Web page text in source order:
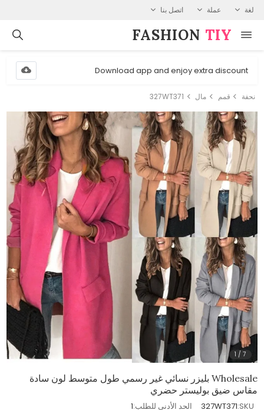
لغة عملة اتصل بنا
FASHION⁠ TIY
Download app and enjoy extra discount
نحفة قمم مال 327WT371
1 /7
Wholesale بليزر نسائي غير رسمي طول متوسط لون سادة
مقاس ضيق بوليستر حضري
SKU:
327WT371 الحد الأدنى للطلب:1